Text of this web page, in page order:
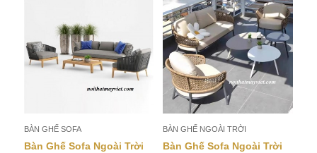
BÀN GHẾ SOFA
Bàn Ghế Sofa Ngoài Trời
BÀN GHẾ NGOÀI TRỜI
Bàn Ghế Sofa Ngoài Trời